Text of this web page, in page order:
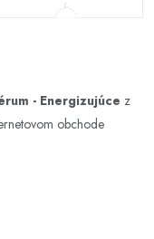
- Energizujúce z
obchode